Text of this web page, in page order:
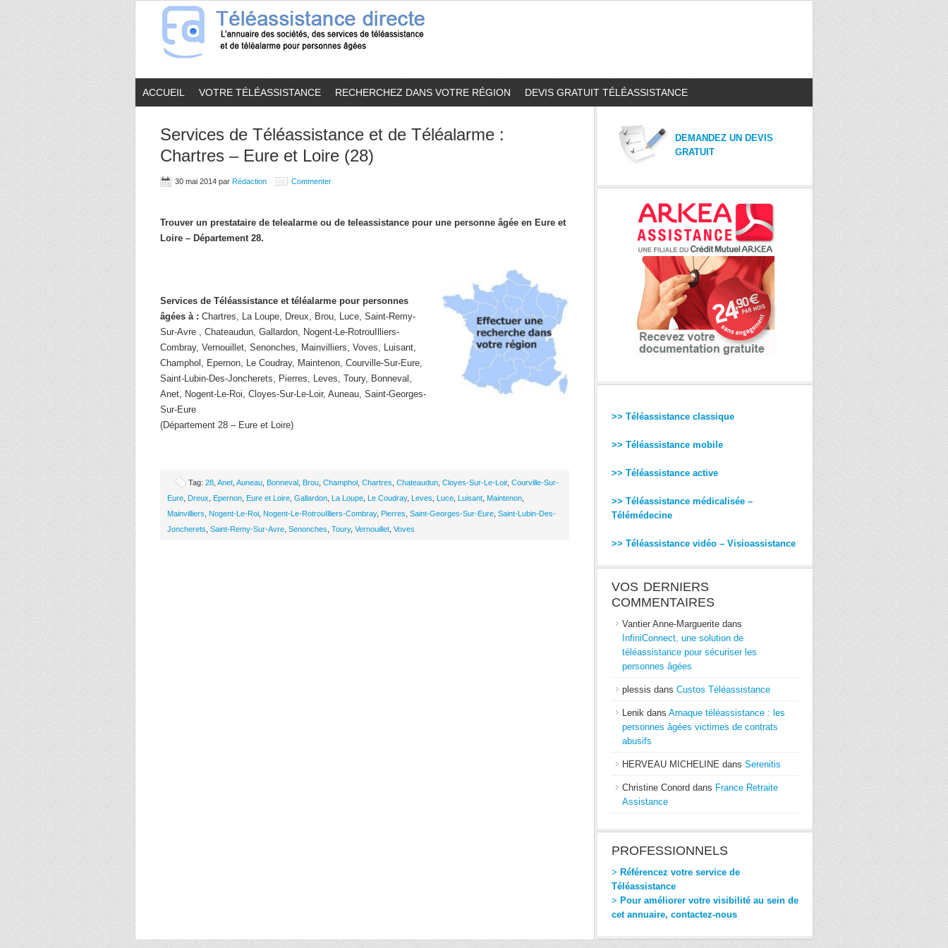
ACCUEIL VOTRE TÉLÉASSISTANCE RECHERCHEZ DANS VOTRE RÉGION DEVIS GRATUIT TÉLÉASSISTANCE
Services de Téléassistance et de Téléalarme :
Chartres – Eure et Loire (28)
30 mai 2014 par Rédaction Commenter
Trouver un prestataire de telealarme ou de teleassistance pour une personne âgée en Eure et
Loire – Département 28.
Services de Téléassistance et téléalarme pour personnes
âgées à : Chartres, La Loupe, Dreux, Brou, Luce, Saint-Remy-
Sur-Avre , Chateaudun, Gallardon, Nogent-Le-RotrouIlliers-
Combray, Vernouillet, Senonches, Mainvilliers, Voves, Luisant,
Champhol, Epernon, Le Coudray, Maintenon, Courville-Sur-Eure,
Saint-Lubin-Des-Joncherets, Pierres, Leves, Toury, Bonneval,
Anet, Nogent-Le-Roi, Cloyes-Sur-Le-Loir, Auneau, Saint-Georges-
Sur-Eure
(Département 28 – Eure et Loire)
Tag: 28 Anet Auneau Bonneval Brou Champhol Chartres Chateaudun Cloyes-Sur-Le-Loir, Courville-Sur-
Eure Dreux Epernon Eure et Loire Gallardon La Loupe Le Coudray, Leves Luce Luisant Maintenon
Mainvilliers
Nogent-Le-Roi Nogent-Le-RotrouIlliers-Combray, Pierres Saint-Georges-Sur-Eure Saint-Lubin-Des-
Joncherets Saint-Remy-Sur-Avre Senonches Toury, Vernouillet Voves
DEMANDEZ UN DEVIS
GRATUIT
>> Téléassistance classique
>> Téléassistance mobile
>> Téléassistance active
>> Téléassistance médicalisée –
Télémédecine
>> Téléassistance vidéo – Visioassistance
VOS DERNIERS
COMMENTAIRES
Vantier Anne-Marguerite dans
InfiniConnect, une solution de
téléassistance pour sécuriser les
personnes âgées
plessis dans Custos Téléassistance
Lenik dans Arnaque téléassistance : les
personnes âgées victimes de contrats
abusifs
HERVEAU MICHELINE dans Serenitis
Christine Conord dans France Retraite
Assistance
PROFESSIONNELS
> Référencez votre service de
Téléassistance
> Pour améliorer votre visibilité au sein de
cet annuaire, contactez-nous